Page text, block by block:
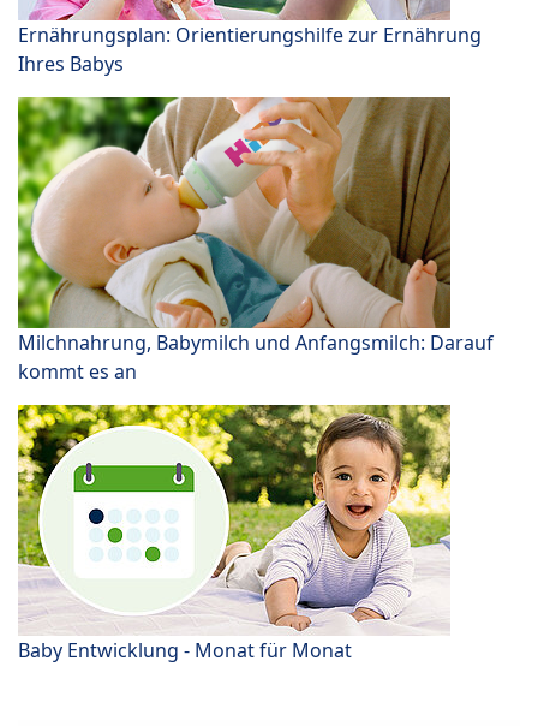
Ernährungsplan: Orientierungshilfe zur Ernährung
Ihres Babys
Milchnahrung, Babymilch und Anfangsmilch: Darauf
kommt es an
Baby Entwicklung - Monat für Monat